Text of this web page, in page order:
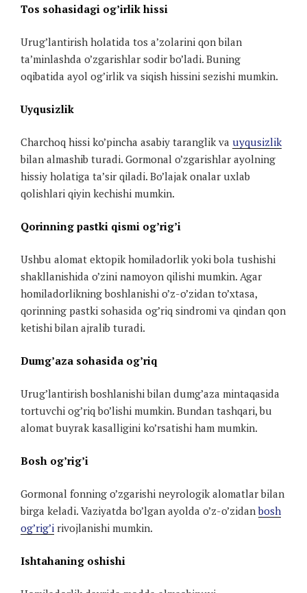
Tos sohasidagi og’irlik hissi
Urug’lantirish holatida tos a’zolarini qon bilan
ta’minlashda o’zgarishlar sodir bo’ladi. Buning
oqibatida ayol og’irlik va siqish hissini sezishi mumkin.
Uyqusizlik
Charchoq hissi ko’pincha asabiy taranglik va uyqusizlik
bilan almashib turadi. Gormonal o’zgarishlar ayolning
hissiy holatiga ta’sir qiladi. Bo’lajak onalar uxlab
qolishlari qiyin kechishi mumkin.
Qorinning pastki qismi og’rig’i
Ushbu alomat ektopik homiladorlik yoki bola tushishi
shakllanishida o’zini namoyon qilishi mumkin. Agar
homiladorlikning boshlanishi o’z-o’zidan to’xtasa,
qorinning pastki sohasida og’riq sindromi va qindan qon
ketishi bilan ajralib turadi.
Dumg’aza sohasida og’riq
Urug’lantirish boshlanishi bilan dumg’aza mintaqasida
tortuvchi og’riq bo’lishi mumkin. Bundan tashqari, bu
alomat buyrak kasalligini ko’rsatishi ham mumkin.
Bosh og’rig’i
Gormonal fonning o’zgarishi neyrologik alomatlar bilan
birga keladi. Vaziyatda bo’lgan ayolda o’z-o’zidanbosh
og’rig’i rivojlanishi mumkin.
Ishtahaning oshishi